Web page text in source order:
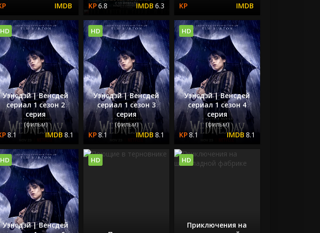
6.8 6.3
Уэнсдэй | Венсдей
сериал 1 сезон 2
серия
(фильм)
8.1 8.1
HD
Уэнсдэй | Венсдей
сериал 1 сезон 3
серия
(фильм)
8.1 8.1
HD
Уэнсдэй | Венсдей
сериал 1 сезон 4
серия
(фильм)
8.1 8.1
HD
Уэнсдэй | Венсдей
HD HD
Приключения на
HD